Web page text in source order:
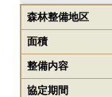
森林整備地区
面積
整備内容
協定期間